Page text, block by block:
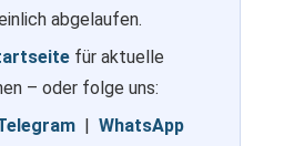
abgelaufen.
für aktuelle
– oder folge uns:
| WhatsApp